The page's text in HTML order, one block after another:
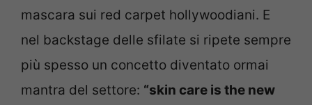
mascara sui red carpet hollywoodiani. E
nel backstage delle sfilate si ripete sempre
più spesso un concetto diventato ormai
mantra del settore: “skin care is the new